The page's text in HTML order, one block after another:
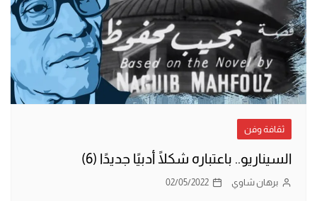
ثقافة وفن
السيناريو.. باعتباره شكلًا أدبيًا جديدًا (6)
برهان شاوي 02/05/2022